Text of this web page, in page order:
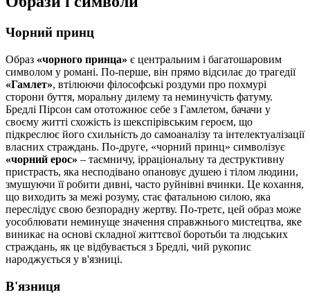
Чорний принц
Образ «чорного принца» є центральним і багатошаровим
символом у романі. По-перше, він прямо відсилає до трагедії
«Гамлет», втілюючи філософські роздуми про похмурі
сторони буття, моральну дилему та неминучість фатуму.
Бредлі Пірсон сам ототожнює себе з Гамлетом, бачачи у
своєму житті схожість із шекспірівським героєм, що
підкреслює його схильність до самоаналізу та інтелектуалізації
власних страждань. По-друге, «чорний принц» символізує
«чорний ерос» – таємничу, ірраціональну та деструктивну
пристрасть, яка несподівано опановує душею і тілом людини,
змушуючи її робити дивні, часто руйнівні вчинки. Це кохання,
що виходить за межі розуму, стає фатальною силою, яка
переслідує свою безпорадну жертву. По-третє, цей образ може
уособлювати неминуще значення справжнього мистецтва, яке
виникає на основі складної життєвої боротьби та людських
страждань, як це відбувається з Бредлі, чий рукопис
народжується у в'язниці.
В'язниця